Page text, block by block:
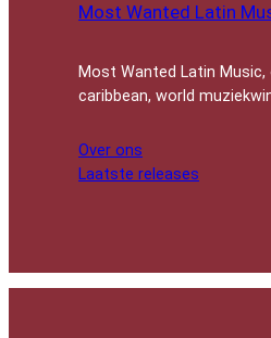
Most Wanted Latin
Most Wanted Latin Music,
caribbean, world
Over ons
Laatste releases